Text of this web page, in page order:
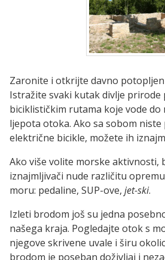
Zaronite i otkrijte davno
Istražite svaki kutak divlje prirode
biciklističkim rutama koje vode
ljepota otoka. Ako sa sobom
električne bicikle, možete ih
Ako više volite morske aktivnosti,
iznajmljivači nude različitu
moru: pedaline, SUP-ove, jet-ski.
Izleti brodom još su jedna
našega kraja. Pogledajte otok s
njegove skrivene uvale i širu
brodom je poseban doživljaj i